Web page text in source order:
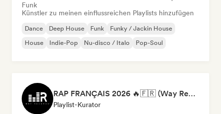
Funk
Künstler zu meinen einflussreichen Playlists hinzufügen
Dance Deep House Funk
Funky / Jackin House
House
Indie-Pop Nu-disco / Italo Pop-Soul
RAP FRANÇAIS 2026 🔥🇫🇷 (Way Records)
Playlist-Kurator